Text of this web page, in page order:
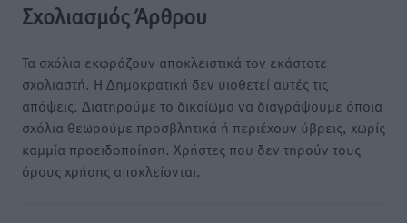
Σχολιασμός Άρθρου
Τα σχόλια εκφράζουν αποκλειστικά τον εκάστοτε
σχολιαστή. Η Δημοκρατική δεν υιοθετεί αυτές τις
απόψεις. Διατηρούμε το δικαίωμα να διαγράψουμε όποια
σχόλια θεωρούμε προσβλητικά ή περιέχουν ύβρεις, χωρίς
καμμία προειδοποίηση. Χρήστες που δεν τηρούν τους
όρους χρήσης αποκλείονται.